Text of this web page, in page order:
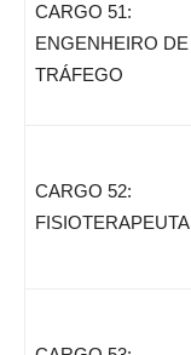
CARGO 51:
ENGENHEIRO DE
TRÁFEGO
CARGO 52:
FISIOTERAPEUTA